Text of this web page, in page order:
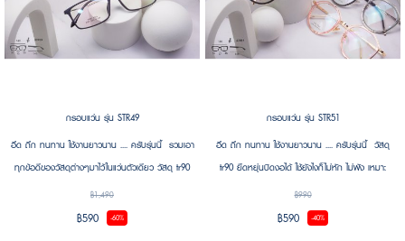
กรอบแว่น รุ่น STR49
อึด ถึก ทนทาน ใช้งานยาวนาน .... ครับรุ่นนี้ รวมเอา
ทุกข้อดีของวัสดุต่างๆมาไว้ในแว่นตัวเดียว วัสดุ tr90
ยืดหยุ่นบิดงอได้ ใช้ยังไงก็ไม่หัก ไม่พัง ขาเป็นไทเทเนียม
ยืดหยุ่นบิดงอได้ บางเบา แต่แข็งแรงเหนือชั้น
฿1,490
฿590 -60%
กรอบแว่น รุ่น STR51
อึด ถึก ทนทาน ใช้งานยาวนาน .... ครับรุ่นนี้ วัสดุ
tr90 ยืดหยุ่นบิดงอได้ ใช้ยังไงก็ไม่หัก ไม่พัง เหมาะ
สำหรับคนที่มีไลฟ์สไตล์ลุยๆ รวมถึงคนซุ่มซ่ามนี่เหมาะ
เลย
฿990
฿590 -40%